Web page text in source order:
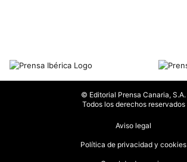
© Editorial Prensa Canaria, S.A.
Todos los derechos reservados
Aviso legal
Política de privacidad y cookies